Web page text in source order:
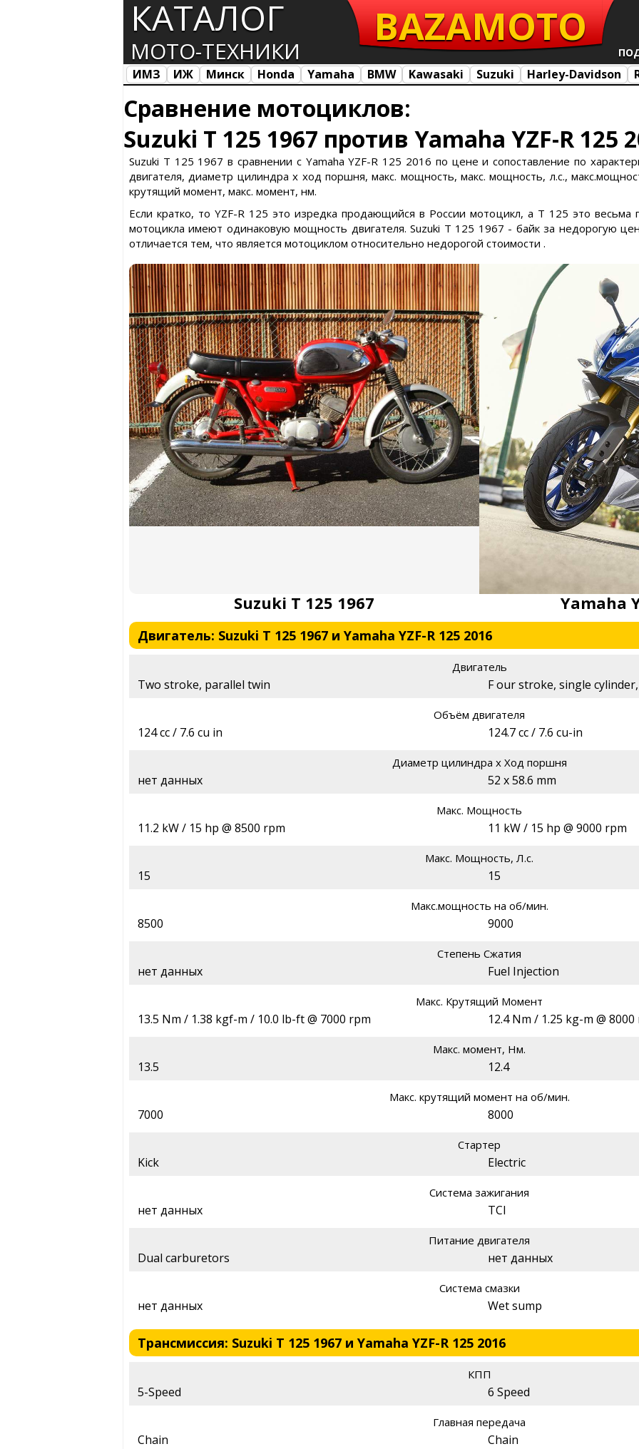
КАТАЛОГ
МОТО-ТЕХНИКИ
BAZAMOTO
ИМЗ ИЖ Минск Honda Yamaha BMW Kawasaki Suzuki Harley-Davidson
Сравнение мотоциклов:
Suzuki T 125 1967 против Yamaha YZF-R 125
Suzuki T 125 1967 в сравнении с Yamaha YZF-R 125 2016 по цене и сопоставление по
двигателя, диаметр цилиндра х ход поршня, макс. мощность, макс. мощность, л.с.,
крутящий момент, макс. момент, нм.
Если кратко, то YZF-R 125 это изредка продающийся в России мотоцикл, а T 125 это
мотоцикла имеют одинаковую мощность двигателя. Suzuki T 125 1967 - байк за недорогую
отличается тем, что является мотоциклом относительно недорогой стоимости .
Suzuki T 125 1967 Yamaha
Двигатель: Suzuki T 125 1967 и Yamaha YZF-R 125 2016
Двигатель
Two stroke, parallel twin F our stroke, single cylinder,
Объём двигателя
124 cc / 7.6 cu in 124.7 cc / 7.6 cu-in
Диаметр цилиндра х Ход поршня
нет данных 52 x 58.6 mm
Макс. Мощность
11.2 kW / 15 hp @ 8500 rpm 11 kW / 15 hp @ 9000 rpm
Макс. Мощность, Л.с.
15 15
Макс.мощность на об/мин.
8500 9000
Степень Сжатия
нет данных Fuel Injection
Макс. Крутящий Момент
13.5 Nm / 1.38 kgf-m / 10.0 lb-ft @ 7000 rpm 12.4 Nm / 1.25 kg-m @
Макс. момент, Нм.
13.5 12.4
Макс. крутящий момент на об/мин.
7000 8000
Стартер
Kick Electric
Система зажигания
нет данных TCI
Питание двигателя
Dual carburetors нет данных
Система смазки
нет данных Wet sump
Трансмиссия: Suzuki T 125 1967 и Yamaha YZF-R 125 2016
КПП
5-Speed 6 Speed
Главная передача
Chain Chain